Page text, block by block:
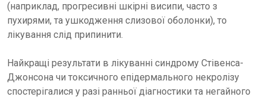
(наприклад, прогресивні шкірні висипи, часто з
пухирями, та ушкодження слизової оболонки), то
лікування слід припинити.
Найкращі результати в лікуванні синдрому Стівенса-
Джонсона чи токсичного епідермального некролізу
спостерігалися у разі ранньої діагностики та негайного